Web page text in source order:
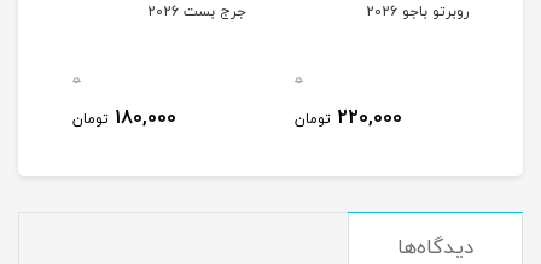
روبرتو باجو 2026
0
220,000 تومان
جرج بست 2026
0
180,000 تومان
دیدگاه‌ها